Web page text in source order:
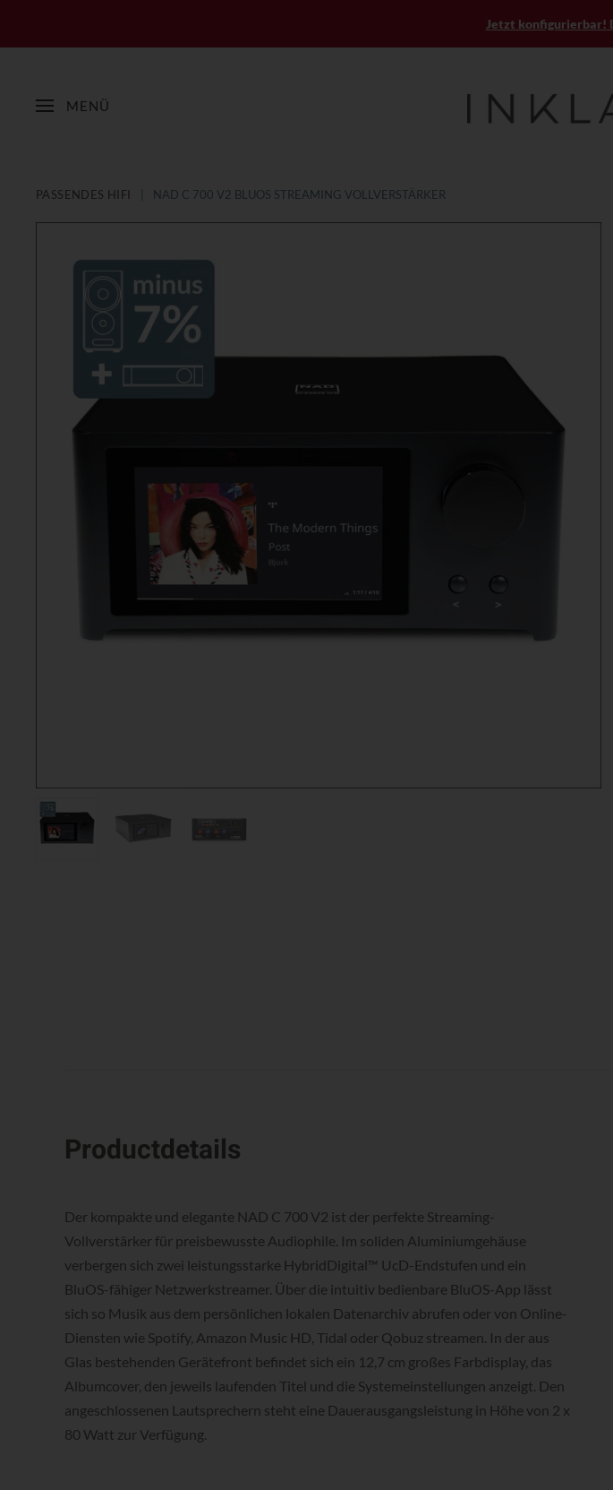
MENÜ
Jetzt konfigurierbar!
PASSENDES HIFI NAD C 700 V2 BLUOS STREAMING VOLLVERSTÄRKER
Bildergalerie
Anfang
Bildergalerie
Productdetails
Der kompakte und elegante NAD C 700 V2 ist der perfekte Streaming-
Vollverstärker für preisbewusste Audiophile. Im soliden Aluminiumgehäuse
verbergen sich zwei leistungsstarke HybridDigital™ UcD-Endstufen und ein
BluOS-fähiger Netzwerkstreamer. Über die intuitiv bedienbare BluOS-App lässt
sich so Musik aus dem persönlichen lokalen Datenarchiv abrufen oder von Online-
Diensten wie Spotify, Amazon Music HD, Tidal oder Qobuz streamen. In der aus
Glas bestehenden Gerätefront befindet sich ein 12,7 cm großes Farbdisplay, das
Albumcover, den jeweils laufenden Titel und die Systemeinstellungen anzeigt. Den
angeschlossenen Lautsprechern steht eine Dauerausgangsleistung in Höhe von 2 x
80 Watt zur Verfügung.